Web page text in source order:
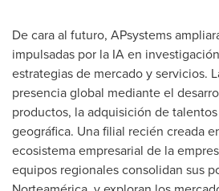
De cara al futuro, APsystems
impulsadas por la IA en
estrategias de mercado y servicios.
presencia global mediante el
productos, la adquisición de
geográfica. Una filial recién creada
ecosistema empresarial de la
equipos regionales consolidan sus